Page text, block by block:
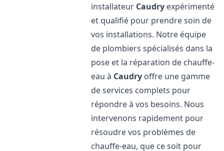
installateur Caudry expérimenté
et qualifié pour prendre soin de
vos installations. Notre équipe
de plombiers spécialisés dans la
pose et la réparation de chauffe-
eau à Caudry offre une gamme
de services complets pour
répondre à vos besoins. Nous
intervenons rapidement pour
résoudre vos problèmes de
chauffe-eau, que ce soit pour